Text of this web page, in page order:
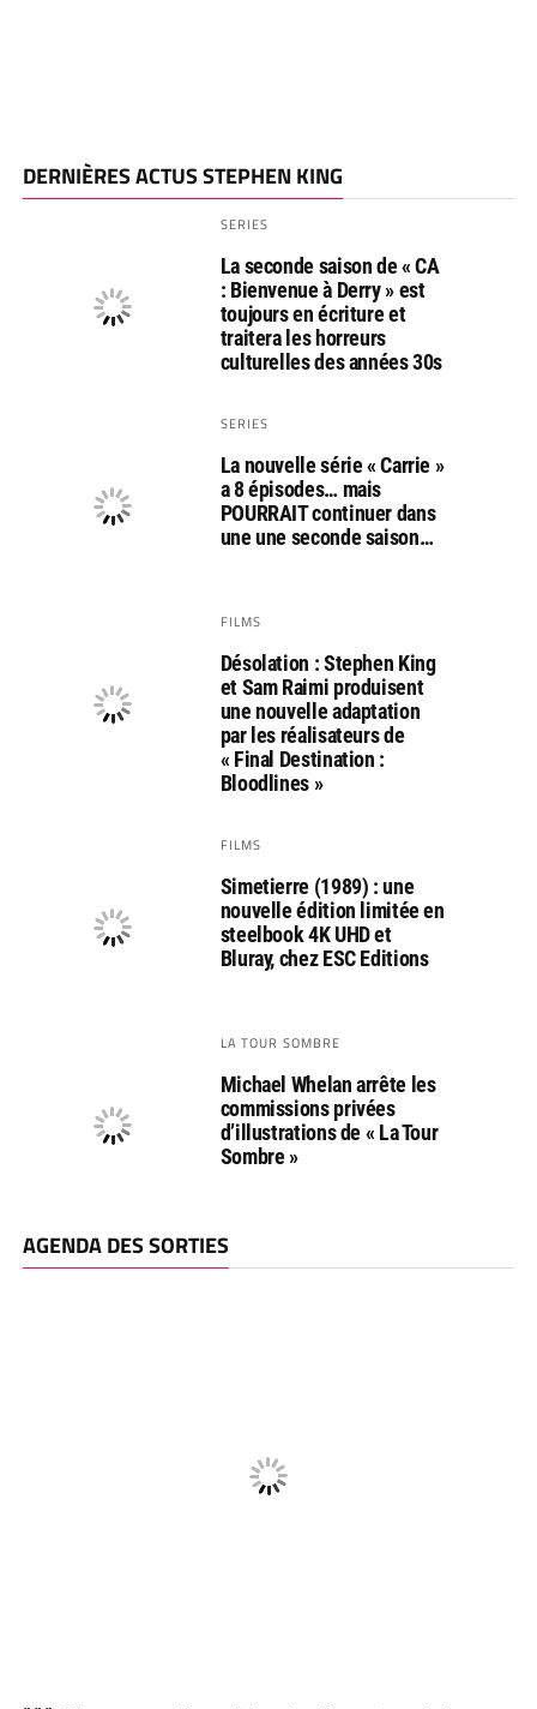
DERNIÈRES ACTUS STEPHEN KING
SERIES
La seconde saison de « CA
: Bienvenue à Derry » est
toujours en écriture et
traitera les horreurs
culturelles des années 30s
SERIES
La nouvelle série « Carrie »
a 8 épisodes… mais
POURRAIT continuer dans
une une seconde saison…
FILMS
Désolation : Stephen King
et Sam Raimi produisent
une nouvelle adaptation
par les réalisateurs de
« Final Destination :
Bloodlines »
FILMS
Simetierre (1989) : une
nouvelle édition limitée en
steelbook 4K UHD et
Bluray, chez ESC Editions
LA TOUR SOMBRE
Michael Whelan arrête les
commissions privées
d’illustrations de « La Tour
Sombre »
AGENDA DES SORTIES